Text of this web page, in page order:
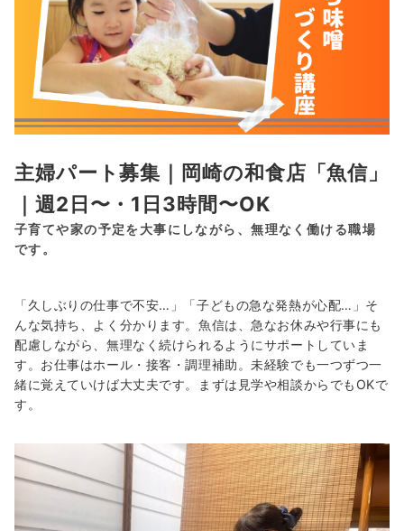
主婦パート募集｜岡崎の和食店「魚信」
｜週2日〜・1日3時間〜OK
子育てや家の予定を大事にしながら、無理なく働ける職場
です。
「久しぶりの仕事で不安…」「子どもの急な発熱が心配…」そ
んな気持ち、よく分かります。魚信は、急なお休みや行事にも
配慮しながら、無理なく続けられるようにサポートしていま
す。お仕事はホール・接客・調理補助。未経験でも一つずつ一
緒に覚えていけば大丈夫です。まずは見学や相談からでもOKで
す。